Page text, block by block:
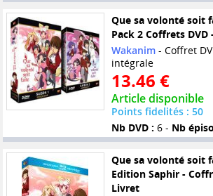
Que sa volonté soit
Pack 2 Coffrets DVD
Wakanim- Coffret
intégrale
13.46 €
Article disponible
Points fidelités : 50
Nb DVD : 6 - Nb
Que sa volonté soit
Edition Saphir -
Livret